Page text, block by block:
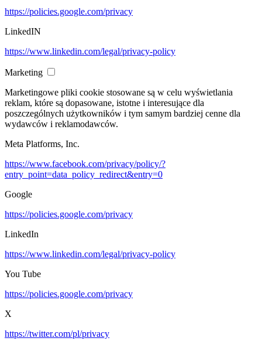
https://policies.google.com/privacy
LinkedIN
https://www.linkedin.com/legal/privacy-policy
Marketing
Marketingowe pliki cookie stosowane są w celu wyświetlania
reklam, które są dopasowane, istotne i interesujące dla
poszczególnych użytkowników i tym samym bardziej cenne dla
wydawców i reklamodawców.
Meta Platforms, Inc.
https://www.facebook.com/privacy/policy/?
entry_point=data_policy_redirect&entry=0
Google
https://policies.google.com/privacy
LinkedIn
https://www.linkedin.com/legal/privacy-policy
You Tube
https://policies.google.com/privacy
X
https://twitter.com/pl/privacy